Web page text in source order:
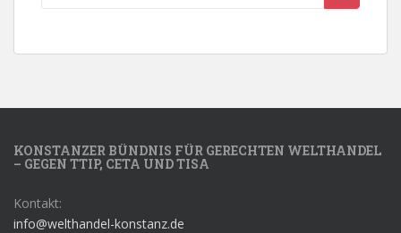
KONSTANZER BÜNDNIS FÜR GERECHTEN WELTHANDEL
– GEGEN TTIP, CETA UND TISA
Kontakt:
info@welthandel-konstanz.de